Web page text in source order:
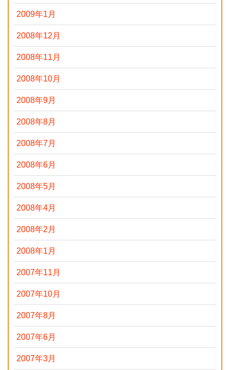
2009年1月
2008年12月
2008年11月
2008年10月
2008年9月
2008年8月
2008年7月
2008年6月
2008年5月
2008年4月
2008年2月
2008年1月
2007年11月
2007年10月
2007年8月
2007年6月
2007年3月